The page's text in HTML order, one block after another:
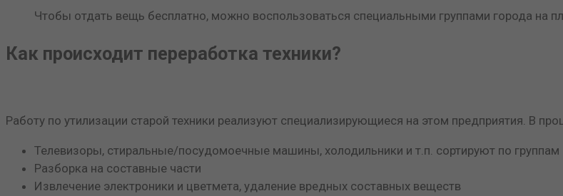
Чтобы отдать вещь бесплатно, можно воспользоваться специальными группами города на
Как происходит переработка техники?
Работу по утилизации старой техники реализуют специализирующиеся на этом предприятия. В
Телевизоры, стиральные/посудомоечные машины, холодильники и т.п. сортируют по группам
Разборка на составные части
Извлечение электроники и цветмета, удаление вредных составных веществ